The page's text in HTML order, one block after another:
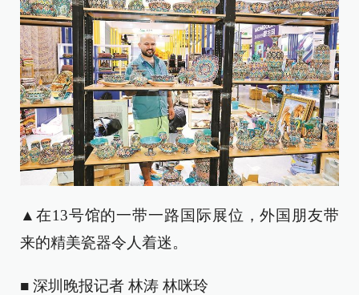
▲在13号馆的一带一路国际展位，外国朋友带
来的精美瓷器令人着迷。
■ 深圳晚报记者 林涛 林咪玲